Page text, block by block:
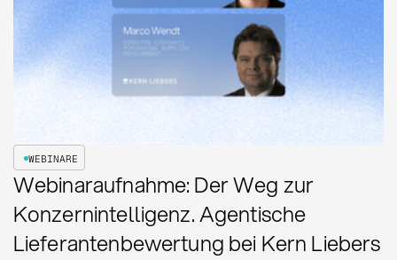
WEBINARE
Webinaraufnahme: Der Weg zur
Konzernintelligenz. Agentische
Lieferantenbewertung bei Kern Liebers